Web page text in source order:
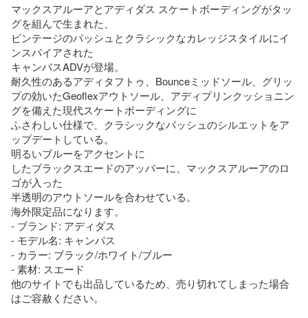
マックスアルーアとアディダス スケートボーディングがタッ
グを組んで生まれた、
ビンテージのパッシュとクラシックなカレッジスタイルにイ
ンスパイアされた
キャンバスADVが登場。
耐久性のあるアディタフトゥ、Bounceミッドソール、グリッ
プの効いたGeoflexアウトソール、アディプリンクッショニン
グを備えた現代スケートボーディングに
ふさわしい仕様で、クラシックなバッシュのシルエットをア
ップデートしている。
明るいブルーをアクセントに
したブラックスエードのアッパーに、マックスアルーアのロ
ゴが入った
半透明のアウトソールを合わせている。
海外限定品になります。
- ブランド: アディダス
- モデル名: キャンパス
- カラー: ブラック/ホワイト/ブルー
- 素材: スエード
他のサイトでも出品しているため、売り切れてしまった場合
はご容赦ください。